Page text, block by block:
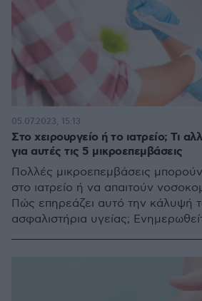
Στο χειρουργείο ή το ιατρείο; Τι
για αυτές τις 5 μικροεπεμβάσεις
Πολλές μικροεπεμβάσεις
στο ιατρείο ή να απαιτούν
Πώς επηρεάζει αυτό την κάλυψή
ασφαλιστήρια υγείας;
05.07.2023, 15:13